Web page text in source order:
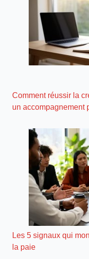
Comment réussir la
un accompagnement
Les 5 signaux qui
la paie